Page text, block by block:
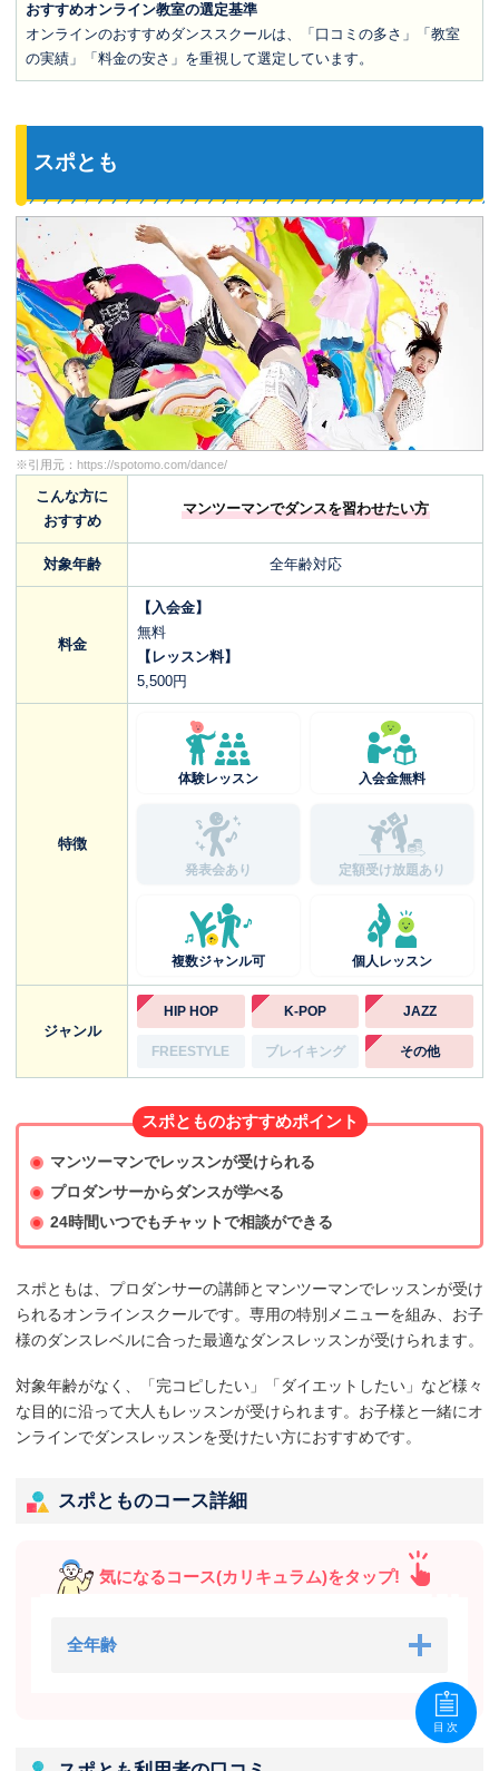
おすすめオンライン教室の選定基準
オンラインのおすすめダンススクールは、「口コミの多さ」「教室
の実績」「料金の安さ」を重視して選定しています。
スポとも
※引用元： https://spotomo.com/dance/
こんな方に
おすすめ
マンツーマンでダンスを習わせたい方
対象年齢 全年齢対応
料金
【入会金】
無料
【レッスン料】
5,500円
特徴
体験レッスン 入会金無料
発表会あり 定額受け放題あり
複数ジャンル可 個人レッスン
ジャンル
HIP HOP K-POP JAZZ
FREESTYLE ブレイキング その他
スポとものおすすめポイント
マンツーマンでレッスンが受けられる
プロダンサーからダンスが学べる
24時間いつでもチャットで相談ができる
スポともは、プロダンサーの講師とマンツーマンでレッスンが受け
られるオンラインスクールです。専用の特別メニューを組み、お子
様のダンスレベルに合った最適なダンスレッスンが受けられます。
対象年齢がなく、「完コピしたい」「ダイエットしたい」など様々
な目的に沿って大人もレッスンが受けられます。お子様と一緒にオ
ンラインでダンスレッスンを受けたい方におすすめです。
スポとものコース詳細
気になるコース(カリキュラム)をタップ!
全年齢
目次